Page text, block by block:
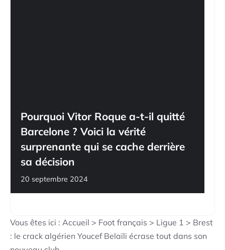
Pourquoi Vitor Roque a-t-il quitté
Barcelone ? Voici la vérité
surprenante qui se cache derrière
sa décision
20 septembre 2024
Vous êtes ici : Accueil > Foot français > Ligue 1 > Brest
: le crack algérien Youcef Belaïli écrase tout dans son